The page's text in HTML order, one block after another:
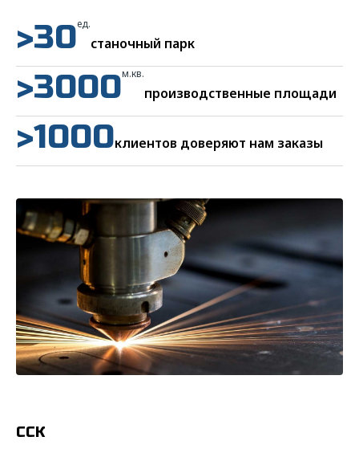
>30ед.
станочный парк
>3000м.кв.
производственные площади
>1000клиентов доверяют нам заказы
ССК